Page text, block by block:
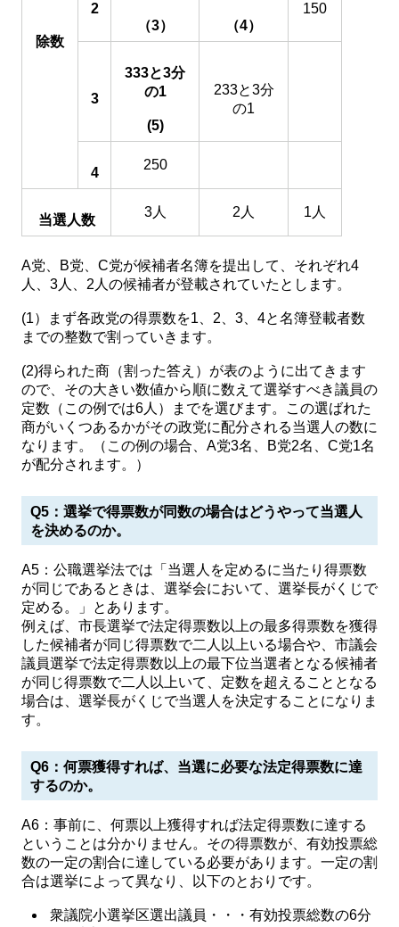
除数
2
（3） （4）
150
3
333と3分
の1
(5)
233と3分
の1
4
250
当選人数
3人 2人 1人
A党、B党、C党が候補者名簿を提出して、それぞれ4
人、3人、2人の候補者が登載されていたとします。
(1）まず各政党の得票数を1、2、3、4と名簿登載者数
までの整数で割っていきます。
(2)得られた商（割った答え）が表のように出てきます
ので、その大きい数値から順に数えて選挙すべき議員の
定数（この例では6人）までを選びます。この選ばれた
商がいくつあるかがその政党に配分される当選人の数に
なります。（この例の場合、A党3名、B党2名、C党1名
が配分されます。）
Q5：選挙で得票数が同数の場合はどうやって当選人
を決めるのか。
A5：公職選挙法では「当選人を定めるに当たり得票数
が同じであるときは、選挙会において、選挙長がくじで
定める。」とあります。
例えば、市長選挙で法定得票数以上の最多得票数を獲得
した候補者が同じ得票数で二人以上いる場合や、市議会
議員選挙で法定得票数以上の最下位当選者となる候補者
が同じ得票数で二人以上いて、定数を超えることとなる
場合は、選挙長がくじで当選人を決定することになりま
す。
Q6：何票獲得すれば、当選に必要な法定得票数に達
するのか。
A6：事前に、何票以上獲得すれば法定得票数に達する
ということは分かりません。その得票数が、有効投票総
数の一定の割合に達している必要があります。一定の割
合は選挙によって異なり、以下のとおりです。
衆議院小選挙区選出議員・・・有効投票総数の6分